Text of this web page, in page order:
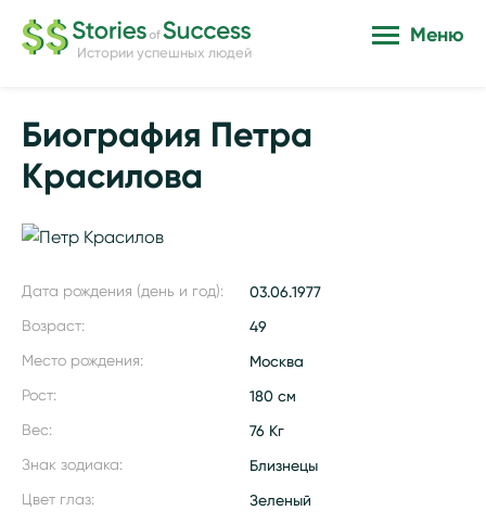
Истории успешных людей
Меню
Биография Петра
Красилова
Дата рождения (день и год): 03.06.1977
Возраст: 49
Место рождения: Москва
Рост: 180 см
Вес: 76 Кг
Знак зодиака: Близнецы
Цвет глаз: Зеленый